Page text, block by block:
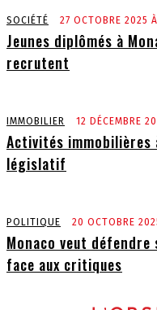
SOCIÉTÉ 27 OCTOBRE 2025
Jeunes diplômés à
recrutent
IMMOBILIER 12 DÉCEMBRE
Activités immobilières
législatif
POLITIQUE 20 OCTOBRE
Monaco veut
face aux critiques